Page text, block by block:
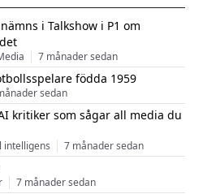
i Talkshow i P1 om
7 månader sedan
födda 1959
sedan
kritiker som sågar all media du
intelligens 7 månader sedan
7 månader sedan